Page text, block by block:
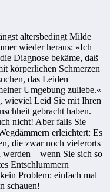
altersbedingt Milde
wieder heraus: »Ich
Diagnose bekäme, daß
körperlichen Schmerzen
das Leiden
Umgebung zuliebe.«
wieviel Leid Sie mit Ihren
gebracht haben.
nicht! Aber falls Sie
erleichtert: Es
die zwar noch vielerorts
werden – wenn Sie sich so
Entschlummern
Problem: einfach mal
schauen!